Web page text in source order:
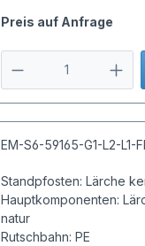
Preis auf Anfrage
EM-S6-59165-G1-L2-L1-
Standpfosten: Lärche
Hauptkomponenten:
natur
Rutschbahn: PE